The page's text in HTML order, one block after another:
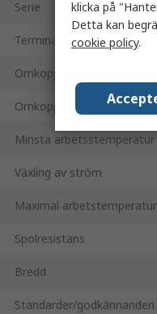
Serie
Terminaltyp
Omkopplingsström
Omkoppling AC-spänning
Minsta arbetsstemperatur
Växling av ström
Maximal arbetstemperatur
Spolresistans
Bredd
Standarder/godkännanden
klicka på
Detta kan
cookie policy.